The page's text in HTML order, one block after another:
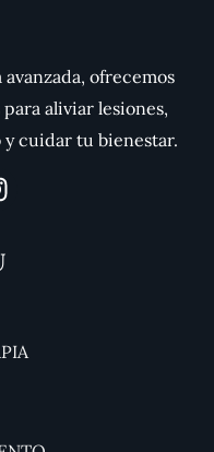
ofrecemos
aliviar lesiones,
cuidar tu bienestar.